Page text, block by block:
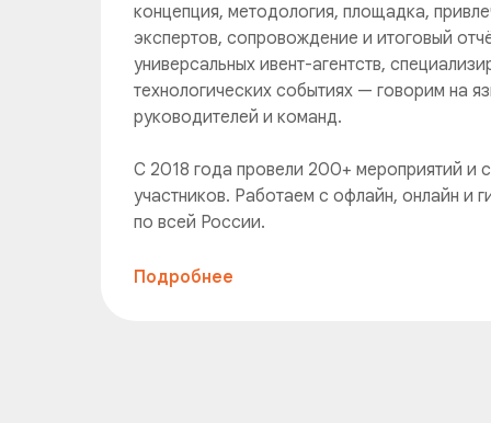
концепция, методология, площадка,
экспертов, сопровождение и итоговый
универсальных ивент-агентств,
технологических событиях — говорим на
руководителей и команд.
С 2018 года провели 200+ мероприятий и
участников. Работаем с офлайн, онлайн и
по всей России.
Подробнее